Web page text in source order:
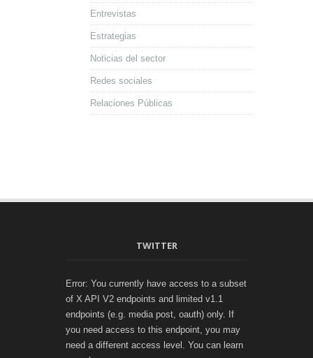
Entrevistas
Estrategias
Noticias del sector
Redes sociales
Relaciones Públicas
TWITTER
Error: You currently have access to a subset
of X API V2 endpoints and limited v1.1
endpoints (e.g. media post, oauth) only. If
you need access to this endpoint, you may
need a different access level. You can learn